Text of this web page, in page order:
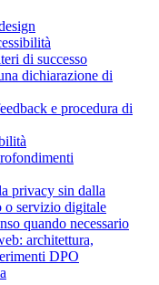
di successo
dichiarazione di
e procedura di
privacy sin dalla
o servizio digitale
quando necessario
architettura,
DPO